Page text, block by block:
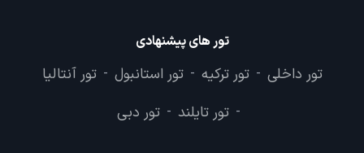
تور های پیشنهادی
تور داخلی - تور ترکیه - تور استانبول - تور آنتالیا
- تور تایلند - تور دبی